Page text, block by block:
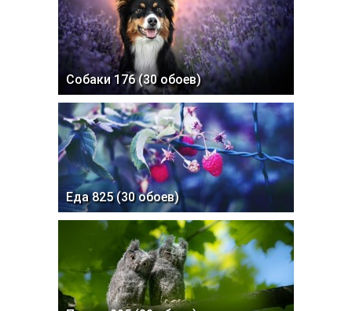
Цветочные обои 866 (30 обоев)
Собаки 176 (30 обоев)